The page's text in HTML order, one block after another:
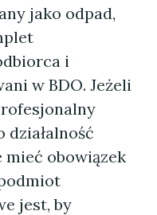
jako odpad,
i
w BDO. Jeżeli
mieć obowiązek
jest, by